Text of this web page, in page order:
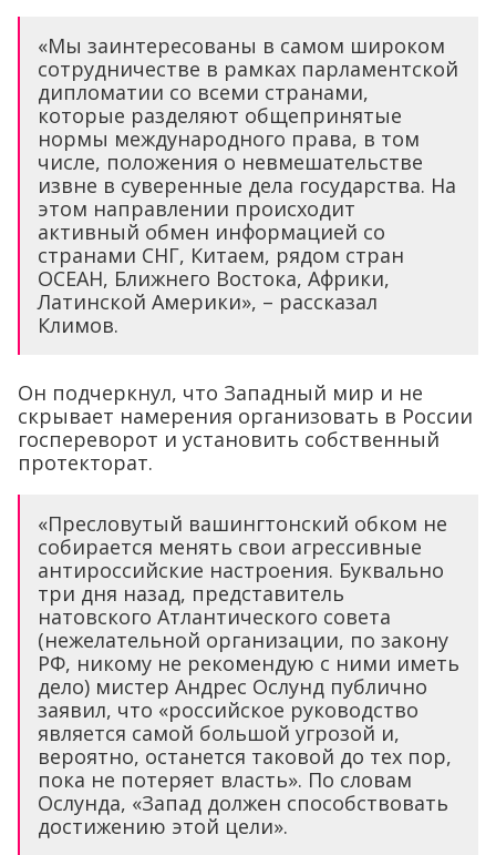
«Мы заинтересованы в самом широком
сотрудничестве в рамках парламентской
дипломатии со всеми странами,
которые разделяют общепринятые
нормы международного права, в том
числе, положения о невмешательстве
извне в суверенные дела государства. На
этом направлении происходит
активный обмен информацией со
странами СНГ, Китаем, рядом стран
ОСЕАН, Ближнего Востока, Африки,
Латинской Америки», – рассказал
Климов.
Он подчеркнул, что Западный мир и не
скрывает намерения организовать в России
госпереворот и установить собственный
протекторат.
«Пресловутый вашингтонский обком не
собирается менять свои агрессивные
антироссийские настроения. Буквально
три дня назад, представитель
натовского Атлантического совета
(нежелательной организации, по закону
РФ, никому не рекомендую с ними иметь
дело) мистер Андрес Ослунд публично
заявил, что «российское руководство
является самой большой угрозой и,
вероятно, останется таковой до тех пор,
пока не потеряет власть». По словам
Ослунда, «Запад должен способствовать
достижению этой цели».